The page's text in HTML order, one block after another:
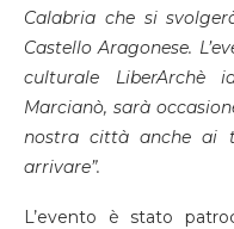
Calabria che si
Castello Aragonese.
culturale LiberArchè
Marcianò, sarà
nostra città anche ai
arrivare”.
L’evento è stato